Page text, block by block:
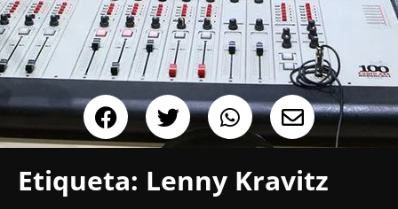
Etiqueta: Lenny Kravitz